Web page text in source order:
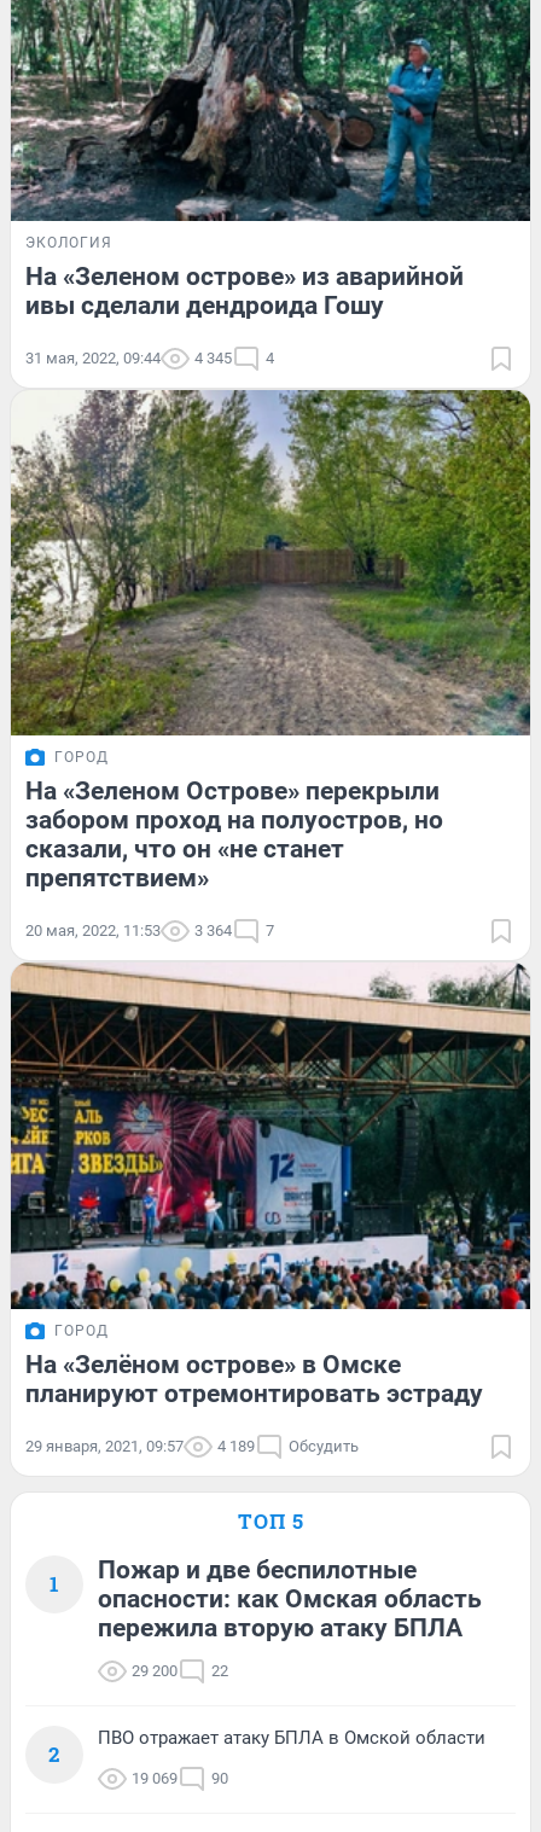
ЭКОЛОГИЯ
На «Зеленом острове» из аварийной
ивы сделали дендроида Гошу
31 мая, 2022, 09:44 4 345 4
ГОРОД
На «Зеленом Острове» перекрыли
забором проход на полуостров, но
сказали, что он «не станет
препятствием»
20 мая, 2022, 11:53 3 364 7
ГОРОД
На «Зелёном острове» в Омске
планируют отремонтировать эстраду
29 января, 2021, 09:57 4 189 Обсудить
ТОП 5
1
Пожар и две беспилотные
опасности: как Омская область
пережила вторую атаку БПЛА
29 200 22
2
ПВО отражает атаку БПЛА в Омской области
19 069 90